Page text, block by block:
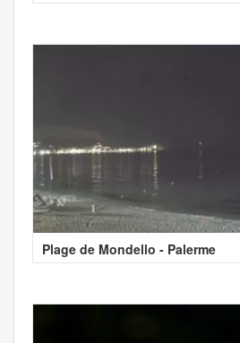
Plage de Mondello - Palerme